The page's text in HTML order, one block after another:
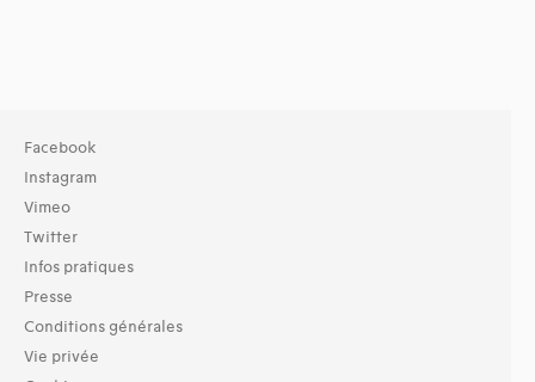
Facebook
Instagram
Vimeo
Twitter
Infos pratiques
Presse
Conditions générales
Vie privée